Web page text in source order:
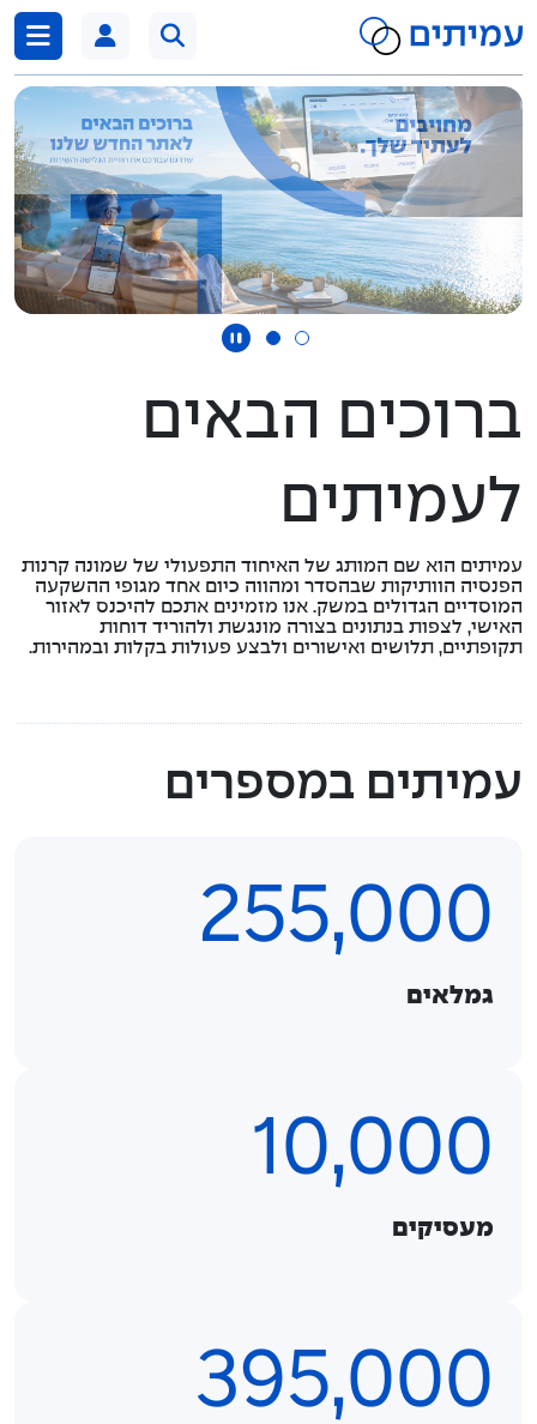
לדלג לתוכן
ברוכים הבאים
לעמיתים
עמיתים הוא שם המותג של האיחוד התפעולי של שמונה קרנות
הפנסיה הוותיקות שבהסדר ומהווה כיום אחד מגופי ההשקעה
המוסדיים הגדולים במשק. אנו מזמינים אתכם להיכנס לאזור
האישי, לצפות בנתונים בצורה מונגשת ולהוריד דוחות
תקופתיים, תלושים ואישורים ולבצע פעולות בקלות ובמהירות.
עמיתים במספרים
255,000
גמלאים
10,000
מעסיקים
395,000